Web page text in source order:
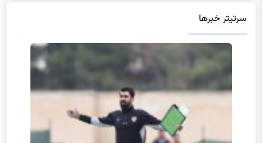
سرتیتر خبرها